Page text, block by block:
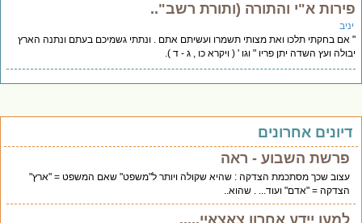
א"י והתורה (ותורת רשב"..
בחקתי תלכו ואת מצותי תשמרו ועשיתם אתם . ונתתי גשמיכם בעתם ונתנה הארץ
ועץ השדה יתן פריו " וגו ' ( ויקרא כו , ג - ד ).
אחרונים
פרשת השבוע - ראה
עצוב שכך מסתכמת הצדקה : שהיא שקולה ויותר ל"משפט" שאם המשפט = "ארץ"
הצדקה = "אדם" ועוד... . שהוא..